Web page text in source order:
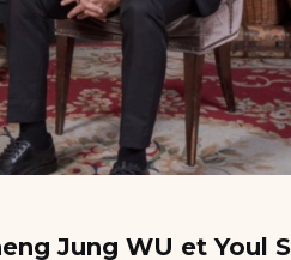
Jung WU et Youl